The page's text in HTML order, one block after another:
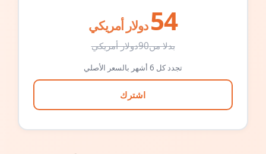
54 دولار أمريكي
بدلا من90دولار أمريكي
تجدد كل 6 أشهر بالسعر الأصلي
اشترك